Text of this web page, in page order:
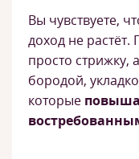
Вы чувствуете,
доход не
просто
бородой,
которые